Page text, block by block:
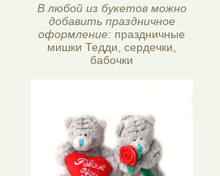
В любой из букетов можно
добавить праздничное
оформление: праздничные
мишки Тедди, сердечки,
бабочки